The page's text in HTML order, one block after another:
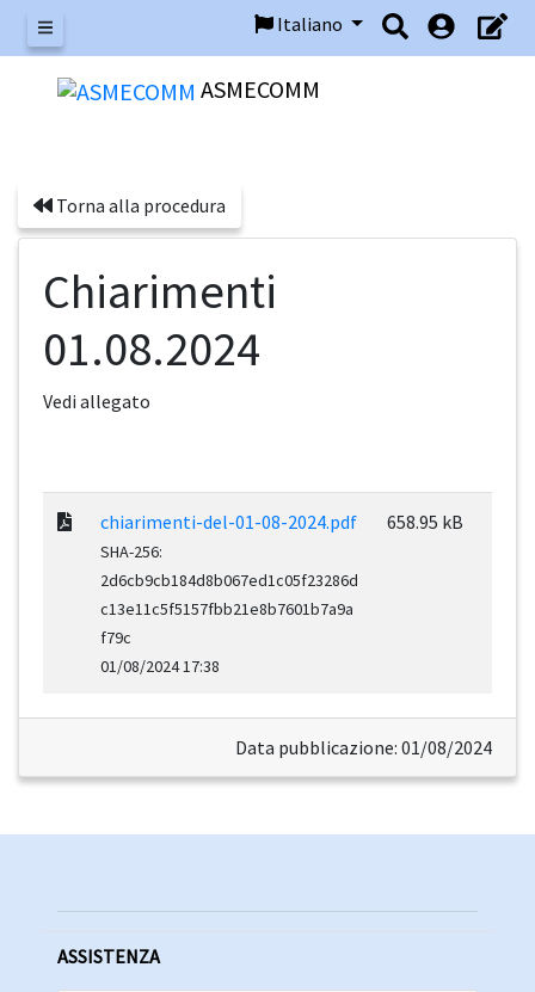
Menu
Italiano
ASMECOMM
Torna alla procedura
Chiarimenti
01.08.2024
Vedi allegato
chiarimenti-del-01-08-2024.pdf
SHA-256:
2d6cb9cb184d8b067ed1c05f23286d
c13e11c5f5157fbb21e8b7601b7a9a
f79c
01/08/2024 17:38
658.95 kB
Data pubblicazione: 01/08/2024
ASSISTENZA